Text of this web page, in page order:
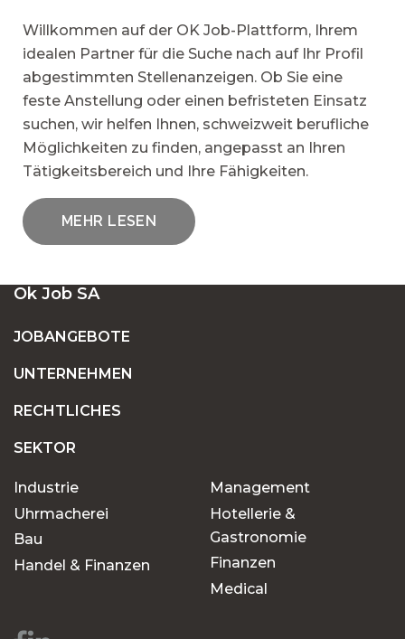
Willkommen auf der OK Job-Plattform, Ihrem
idealen Partner für die Suche nach auf Ihr Profil
abgestimmten Stellenanzeigen. Ob Sie eine
feste Anstellung oder einen befristeten Einsatz
suchen, wir helfen Ihnen, schweizweit berufliche
Möglichkeiten zu finden, angepasst an Ihren
Tätigkeitsbereich und Ihre Fähigkeiten.
MEHR LESEN
EINE GROSSE AUSWAHL AN OFFENEN S
TELLEN IN DER SCHWEIZ
FESTANSTELLUNG ODER BEFRISTETE
IHNEN PASST
WARUM SOLLTEN SIE OK JOB FÜR IHRE
JOBSUCHE WÄHLEN?
Chancen für jeden
Ok Job SA
JOBANGEBOTE
UNTERNEHMEN
RECHTLICHES
SEKTOR
Industrie
Uhrmacherei
Bau
Handel & Finanzen
Management
Hotellerie &
Gastronomie
Finanzen
Medical